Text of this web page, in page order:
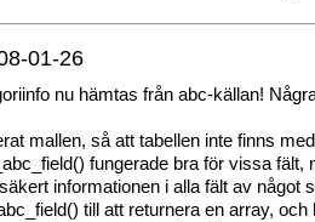
01-26
nu hämtas från abc-källan!
mallen, så att tabellen inte finns
fungerade bra för vissa fält,
informationen i alla fält av något
till att returnera en array,